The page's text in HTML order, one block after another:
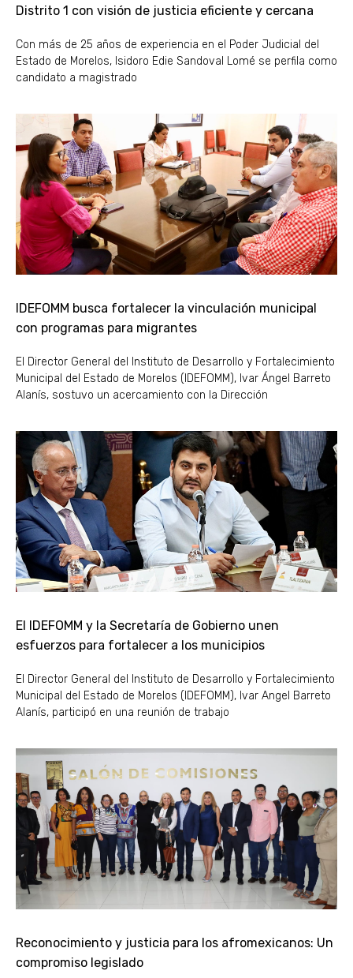
Distrito 1 con visión de justicia eficiente y cercana
Con más de 25 años de experiencia en el Poder Judicial del
Estado de Morelos, Isidoro Edie Sandoval Lomé se perfila como
candidato a magistrado
IDEFOMM busca fortalecer la vinculación municipal
con programas para migrantes
El Director General del Instituto de Desarrollo y Fortalecimiento
Municipal del Estado de Morelos (IDEFOMM), Ivar Ángel Barreto
Alanís, sostuvo un acercamiento con la Dirección
El IDEFOMM y la Secretaría de Gobierno unen
esfuerzos para fortalecer a los municipios
El Director General del Instituto de Desarrollo y Fortalecimiento
Municipal del Estado de Morelos (IDEFOMM), Ivar Angel Barreto
Alanís, participó en una reunión de trabajo
Reconocimiento y justicia para los afromexicanos: Un
compromiso legislado